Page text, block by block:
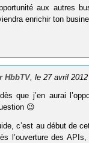
aux autres
enrichir ton
HbbTV, le 27 avril 2012
que j’en aurai
😉
c’est au début de
l’ouverture des